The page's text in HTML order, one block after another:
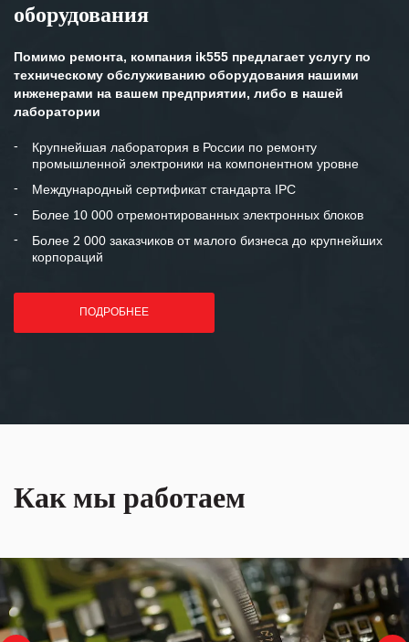
клиентоориентированность
готовность помочь в самых сложных
Мы высоко ценим сложившиеся
и доверительные партнерские
отношения и искренне желаем
«Инженерной компании «555» долгих
лет успеха и процветания.
оборудования
Помимо ремонта, компания ik555 предлагает услугу по
техническому обслуживанию оборудования нашими
инженерами на вашем предприятии, либо в нашей
лаборатории
Крупнейшая лаборатория в России по ремонту
промышленной электроники на компонентном уровне
Международный сертификат стандарта IPC
Более 10 000 отремонтированных электронных блоков
Более 2 000 заказчиков от малого бизнеса до крупнейших
корпораций
ПОДРОБНЕЕ
Как мы работаем